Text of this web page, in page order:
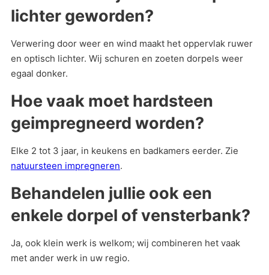
lichter geworden?
Verwering door weer en wind maakt het oppervlak ruwer
en optisch lichter. Wij schuren en zoeten dorpels weer
egaal donker.
Hoe vaak moet hardsteen
geimpregneerd worden?
Elke 2 tot 3 jaar, in keukens en badkamers eerder. Zie
natuursteen impregneren.
Behandelen jullie ook een
enkele dorpel of vensterbank?
Ja, ook klein werk is welkom; wij combineren het vaak
met ander werk in uw regio.